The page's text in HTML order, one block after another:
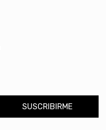
SUSCRIBIRME